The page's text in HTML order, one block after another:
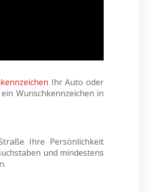
Ihr Auto oder
Wunschkennzeichen in
Ihre Persönlichkeit
und mindestens